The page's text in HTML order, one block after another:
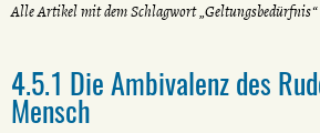
Alle Artikel mit dem Schlagwort „Geltungsbedürfnis“
4.5.1 Die Ambivalenz des
Mensch